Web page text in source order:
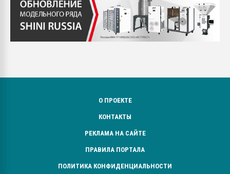
О ПРОЕКТЕ
КОНТАКТЫ
РЕКЛАМА НА САЙТЕ
ПРАВИЛА ПОРТАЛА
ПОЛИТИКА КОНФИДЕНЦИАЛЬНОСТИ